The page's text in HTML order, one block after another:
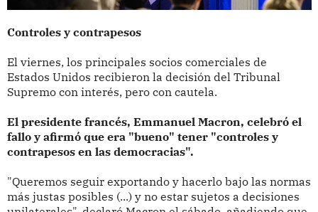
Controles y contrapesos
El viernes, los principales socios comerciales de
Estados Unidos recibieron la decisión del Tribunal
Supremo con interés, pero con cautela.
El presidente francés, Emmanuel Macron, celebró el
fallo y afirmó que era "bueno" tener "controles y
contrapesos en las democracias".
"Queremos seguir exportando y hacerlo bajo las normas
más justas posibles (...) y no estar sujetos a decisiones